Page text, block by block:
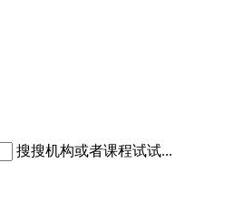
搜搜机构或者课程试试...